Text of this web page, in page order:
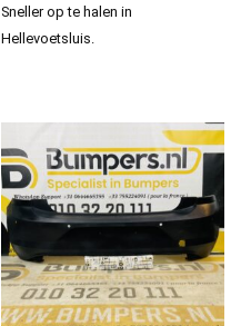
Sneller op te halen in
Hellevoetsluis.